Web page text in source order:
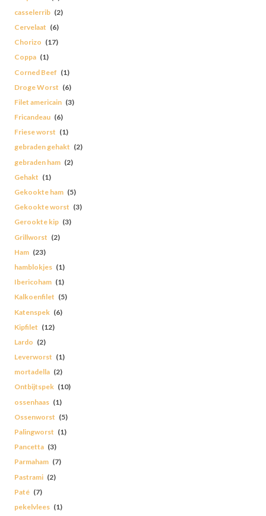
casselerrib (2)
Cervelaat (6)
Chorizo (17)
Coppa (1)
Corned Beef (1)
Droge Worst (6)
Filet americain (3)
Fricandeau (6)
Friese worst (1)
gebraden gehakt (2)
gebraden ham (2)
Gehakt (1)
Gekookte ham (5)
Gekookte worst (3)
Gerookte kip (3)
Grillworst (2)
Ham (23)
hamblokjes (1)
Ibericoham (1)
Kalkoenfilet (5)
Katenspek (6)
Kipfilet (12)
Lardo (2)
Leverworst (1)
mortadella (2)
Ontbijtspek (10)
ossenhaas (1)
Ossenworst (5)
Palingworst (1)
Pancetta (3)
Parmaham (7)
Pastrami (2)
Paté (7)
pekelvlees (1)